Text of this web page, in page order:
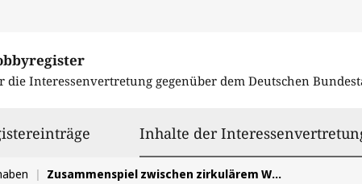
die Interessenvertretung gegenüber dem Deutschen
Inhalte der
Zusammenspiel zwischen zirkulärem Wirtschaften, der Stoffpolitik sowie dem Klimaschutz in der Kreislaufwirtschaftsstrategie verbessern